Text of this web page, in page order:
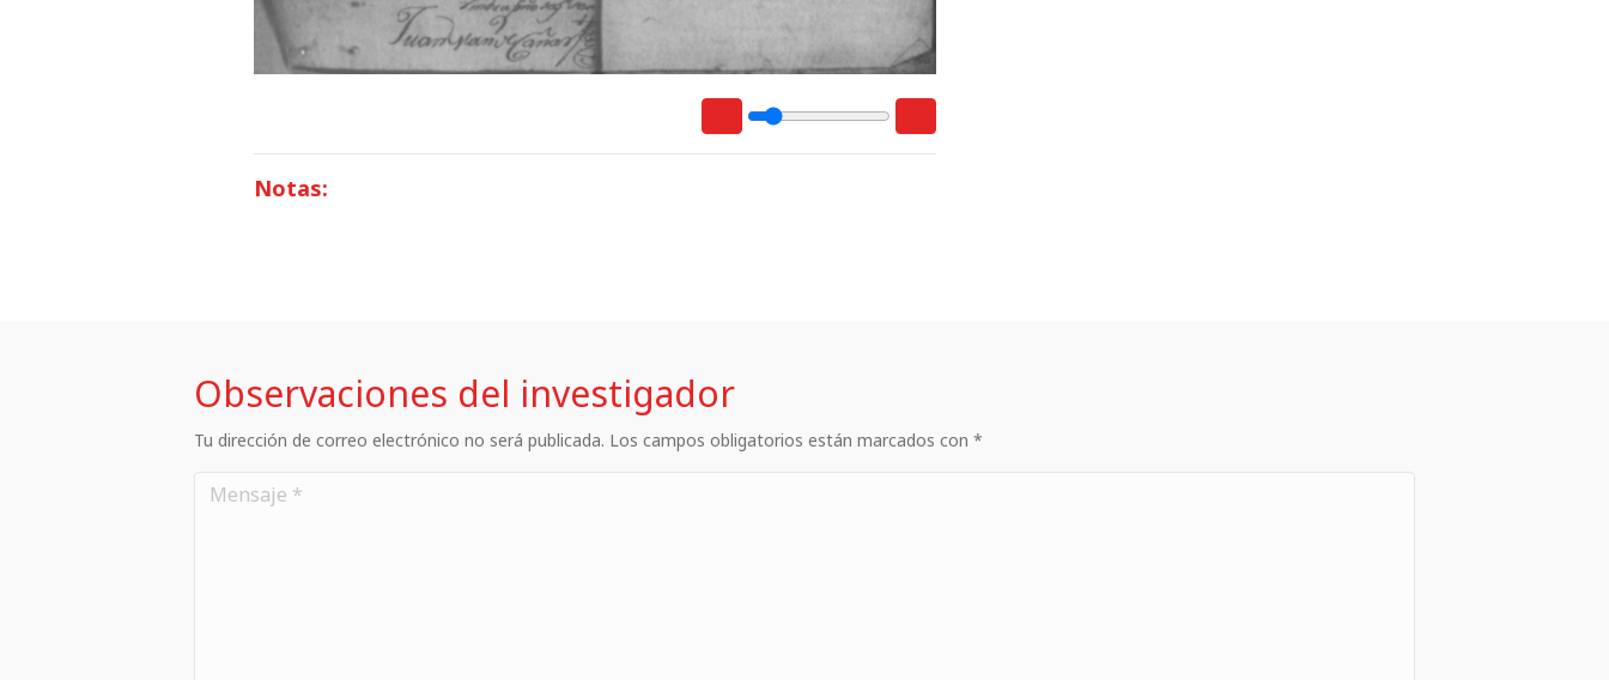
Notas:
Observaciones del investigador
Tu dirección de correo electrónico no será publicada. Los campos obligatorios están marcados con *